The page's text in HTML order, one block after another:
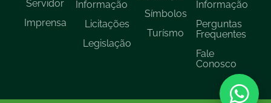
Servidor
Imprensa
Informação
Licitações
Legislação
Símbolos
Turísmo
Informação
Perguntas
Frequentes
Fale
Conosco